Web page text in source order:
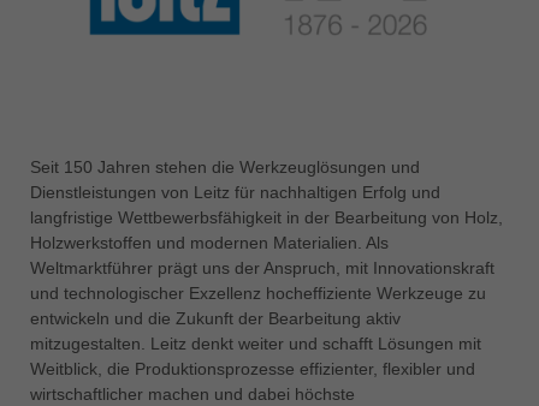
ประเทศไทย
Seit 150 Jahren stehen die Werkzeuglösungen und
Dienstleistungen von Leitz für nachhaltigen Erfolg und
langfristige Wettbewerbsfähigkeit in der Bearbeitung von Holz,
Holzwerkstoffen und modernen Materialien. Als
Weltmarktführer prägt uns der Anspruch, mit Innovationskraft
und technologischer Exzellenz hocheffiziente Werkzeuge zu
entwickeln und die Zukunft der Bearbeitung aktiv
mitzugestalten. Leitz denkt weiter und schafft Lösungen mit
Weitblick, die Produktionsprozesse effizienter, flexibler und
wirtschaftlicher machen und dabei höchste